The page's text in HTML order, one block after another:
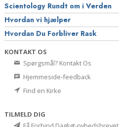
Scientology Rundt om i Verden
Hvordan vi hjælper
Hvordan Du Forbliver Rask
KONTAKT OS
Spørgsmål? Kontakt Os
Hjemmeside-feedback
Find en Kirke
TILMELD DIG